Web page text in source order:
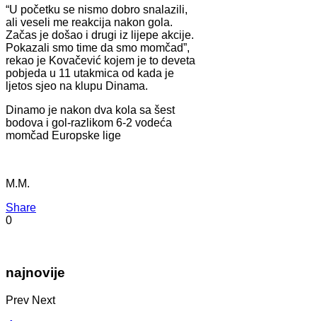
“U početku se nismo dobro snalazili,
ali veseli me reakcija nakon gola.
Začas je došao i drugi iz lijepe akcije.
Pokazali smo time da smo momčad”,
rekao je Kovačević kojem je to deveta
pobjeda u 11 utakmica od kada je
ljetos sjeo na klupu Dinama.
Dinamo je nakon dva kola sa šest
bodova i gol-razlikom 6-2 vodeća
momčad Europske lige
M.M.
Share
0
najnovije
Prev Next